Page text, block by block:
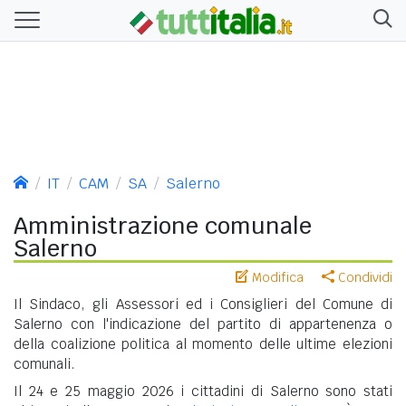
IT CAM SA Salerno
Amministrazione comunale
Salerno
Modifica Condividi
Il Sindaco, gli Assessori ed i Consiglieri del Comune di
Salerno con l'indicazione del partito di appartenenza o
della coalizione politica al momento delle ultime elezioni
comunali.
Il 24 e 25 maggio 2026 i cittadini di Salerno sono stati